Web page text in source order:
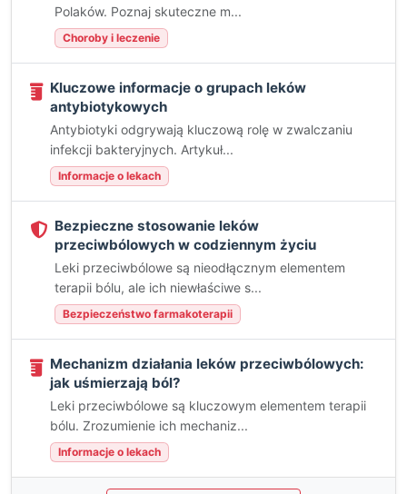
Polaków. Poznaj skuteczne m...
Choroby i leczenie
Kluczowe informacje o grupach leków
antybiotykowych
Antybiotyki odgrywają kluczową rolę w zwalczaniu
infekcji bakteryjnych. Artykuł...
Informacje o lekach
Bezpieczne stosowanie leków
przeciwbólowych w codziennym życiu
Leki przeciwbólowe są nieodłącznym elementem
terapii bólu, ale ich niewłaściwe s...
Bezpieczeństwo farmakoterapii
Mechanizm działania leków przeciwbólowych:
jak uśmierzają ból?
Leki przeciwbólowe są kluczowym elementem terapii
bólu. Zrozumienie ich mechaniz...
Informacje o lekach